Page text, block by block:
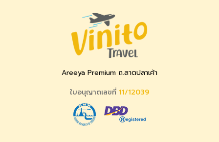
Areeya Premium ถ.ลาดปลาเค้า
ใบอนุญาตเลขที่ 11/12039